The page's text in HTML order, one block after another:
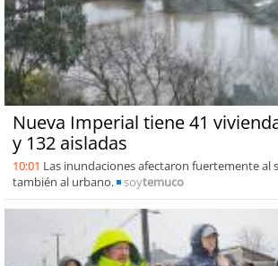
Nueva Imperial tiene 41
y 132 aisladas
10:01 Las inundaciones afectaron fuertemente al
también al urbano.
soytemuco